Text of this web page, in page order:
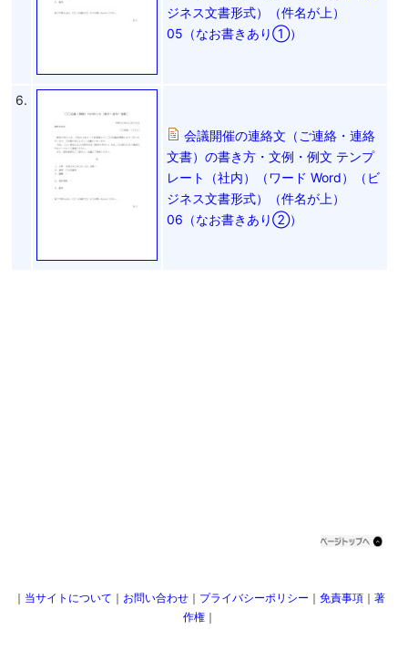
ジネス文書形式）（件名が上）
05（なお書きあり①）
6.
会議開催の連絡文（ご連絡・連絡
文書）の書き方・文例・例文 テンプ
レート（社内）（ワード Word）（ビ
ジネス文書形式）（件名が上）
06（なお書きあり②）
｜ 当サイトについて ｜ お問い合わせ ｜ プライバシーポリシー ｜ 免責事項 ｜ 著
作権 ｜